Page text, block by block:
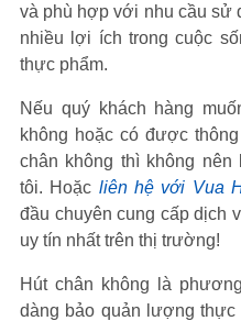
và phù hợp với nhu cầu sử
nhiều lợi ích trong cuộc
thực phẩm.
Nếu quý khách hàng
không hoặc có được
chân không thì không nên
tôi. Hoặc liên hệ với Vua
đầu chuyên cung cấp dịch
uy tín nhất trên thị trường!
Hút chân không là
dàng bảo quản lượng thực